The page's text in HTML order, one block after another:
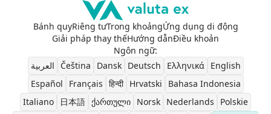
Bánh quyRiêng tưTrong khoảngỨng dụng di động
Giải pháp thay thếHướng dẫnĐiều khoản
Ngôn ngữ:
العربية
Čeština Dansk Deutsch Ελληνικά
English
Español
Français हिन्दी Hrvatski
Bahasa Indonesia
Italiano
日本語 ქართული Norsk Nederlands
Polskie